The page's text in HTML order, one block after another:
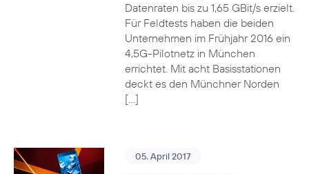
Datenraten bis zu 1,65 GBit/s erzielt.
Für Feldtests haben die beiden
Unternehmen im Frühjahr 2016 ein
4,5G-Pilotnetz in München
errichtet. Mit acht Basisstationen
deckt es den Münchner Norden
[…]
05. April 2017